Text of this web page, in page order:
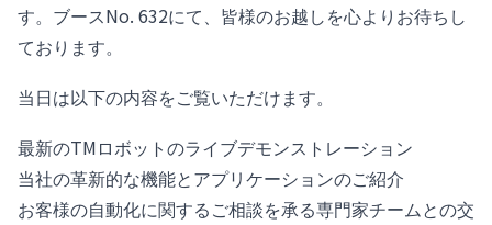
す。ブースNo. 632にて、皆様のお越しを心よりお待ちし
ております。
当日は以下の内容をご覧いただけます。
最新のTMロボットのライブデモンストレーション
当社の革新的な機能とアプリケーションのご紹介
お客様の自動化に関するご相談を承る専門家チームとの交